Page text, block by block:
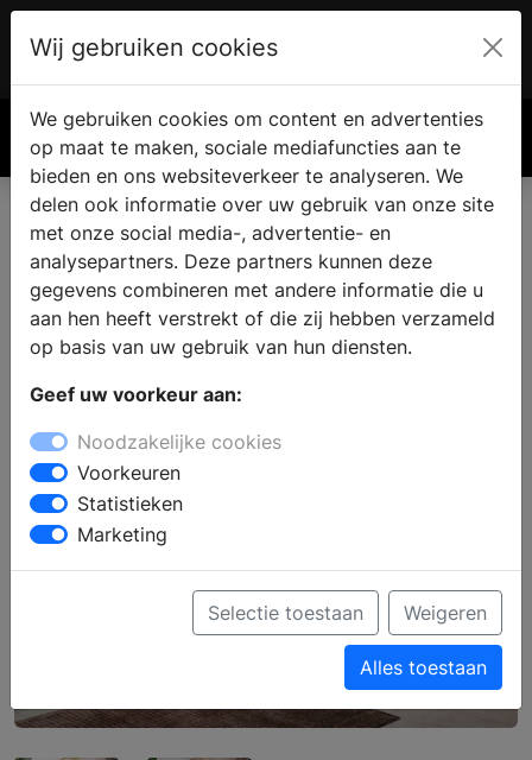
€ 0.00
Wij gebruiken cookies
We gebruiken cookies om content en advertenties
op maat te maken, sociale mediafuncties aan te
bieden en ons websiteverkeer te analyseren. We
delen ook informatie over uw gebruik van onze site
met onze social media-, advertentie- en
analysepartners. Deze partners kunnen deze
gegevens combineren met andere informatie die u
aan hen heeft verstrekt of die zij hebben verzameld
op basis van uw gebruik van hun diensten.
Geef uw voorkeur aan:
Noodzakelijke cookies
Voorkeuren
Statistieken
Marketing
Selectie toestaan Weigeren
Alles toestaan